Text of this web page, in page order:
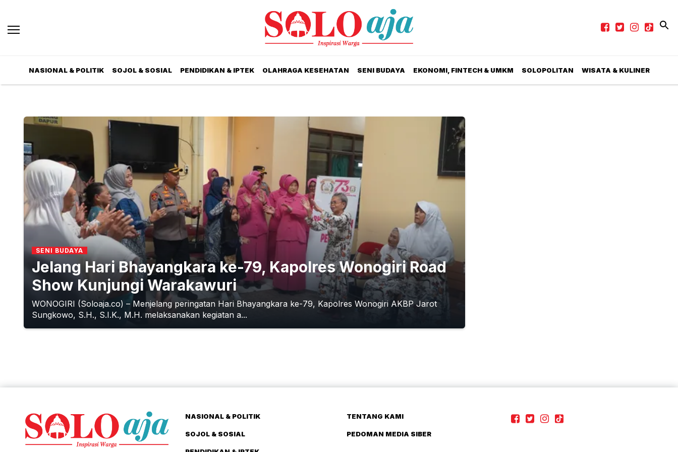
NASIONAL & POLITIK SOJOL & SOSIAL PENDIDIKAN & IPTEK OLAHRAGA KESEHATAN SENI BUDAYA EKONOMI, FINTECH & UMKM SOLOPOLITAN WISATA & KULINER
SENI BUDAYA
Jelang Hari Bhayangkara ke-79, Kapolres Wonogiri Road
Show Kunjungi Warakawuri
WONOGIRI (Soloaja.co) – Menjelang peringatan Hari Bhayangkara ke-79, Kapolres Wonogiri AKBP Jarot
Sungkowo, S.H., S.I.K., M.H. melaksanakan kegiatan a...
NASIONAL & POLITIK
SOJOL & SOSIAL
TENTANG KAMI
PEDOMAN MEDIA SIBER